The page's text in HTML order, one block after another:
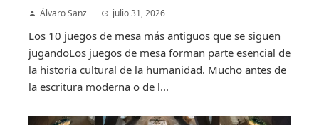
Álvaro Sanz julio 31, 2026
Los 10 juegos de mesa más antiguos que se siguen
jugandoLos juegos de mesa forman parte esencial de
la historia cultural de la humanidad. Mucho antes de
la escritura moderna o de l...